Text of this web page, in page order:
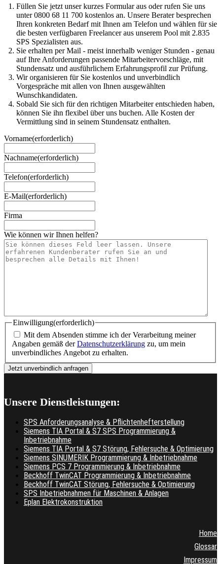
Füllen Sie jetzt unser kurzes Formular aus oder rufen Sie uns
unter 0800 68 11 700 kostenlos an. Unsere Berater besprechen
Ihren konkreten Bedarf mit Ihnen am Telefon und wählen für sie
die besten verfügbaren Freelancer aus unserem Pool mit 2.835
SPS Spezialisten aus.
Sie erhalten per Mail - meist innerhalb weniger Stunden - genau
auf Ihre Anforderungen passende Mitarbeitervorschläge, mit
Stundensatz und ausführlichem Erfahrungsprofil zur Prüfung.
Wir organisieren für Sie kostenlos und unverbindlich
Vorgespräche mit allen von Ihnen ausgewählten
Wunschkandidaten.
Sobald Sie sich für den richtigen Mitarbeiter entschieden haben,
können Sie ihn flexibel über uns buchen. Alle Kosten der
Vermittlung sind in seinem Stundensatz enthalten.
Vorname(erforderlich)
Nachname(erforderlich)
Telefon(erforderlich)
E-Mail(erforderlich)
Firma
Wie können wir Ihnen helfen?
Einwilligung(erforderlich)
Mit dem Absenden stimme ich der Verarbeitung meiner
Angaben gemäß derDatenschutzerklärung zu, um mein
unverbindliches Angebot zu erhalten.
Unsere Dienstleistungen:
SPS Anforderungsanalyse & Pflichtenhefterstellung
Siemens TIA Portal & S7 SPS Programmierung &
Inbetriebnahme
Siemens TIA Portal & S7 Störung, Fehlersuche & Optimierung
Siemens SINUMERIK Programmierung & Inbetriebnahme
Siemens PCS 7 Programmierung & Inbetriebnahme
Beckhoff TwinCAT Programmierung & Inbetriebnahme
Beckhoff TwinCAT Störung, Fehlersuche & Optimierung
SPS Inbetriebnahmen für Maschinen & Anlagen
Eplan Elektrokonstruktion
Home
Glossar
Impressum